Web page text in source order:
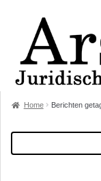
Home Berichten